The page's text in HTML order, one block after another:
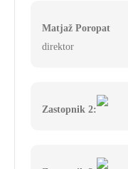
Matjaž Poropat
direktor
Zastopnik 2: